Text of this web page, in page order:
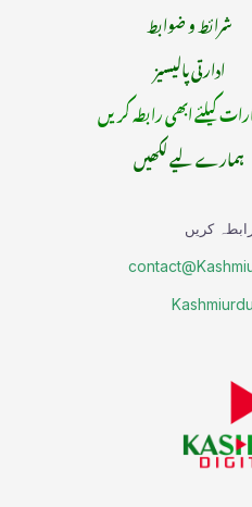
شرائط و ضوابط
ادارتی پالیسیز
کیلئے ابھی رابطہ کریں
ہمارے لیے لکھیں
کریں